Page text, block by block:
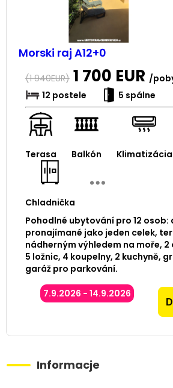
Morski raj A12+0
(1 940EUR) 1 700 EUR /
12 postele
5 spálne
Terasa Balkón Klimatizácia
Chladnička
Pohodlné ubytování pro 12
pronajímané jako jeden celek,
nádherným výhledem na moře,
5 ložnic, 4 koupelny, 2 kuchyně,
garáž pro parkování.
7.9.2026 - 14.9.2026
Informacje